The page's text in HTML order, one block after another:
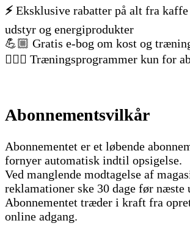
⚡ Eksklusive rabatter på alt fra
udstyr og energiprodukter
💪🏼 Gratis e-bog om kost og
🚴🏻‍♂️ Træningsprogrammer kun for
Abonnementsvilkår
Abonnementet er et løbende
fornyer automatisk indtil opsigelse.
Ved manglende modtagelse af
reklamationer ske 30 dage før næste
Abonnementet træder i kraft fra
online adgang.